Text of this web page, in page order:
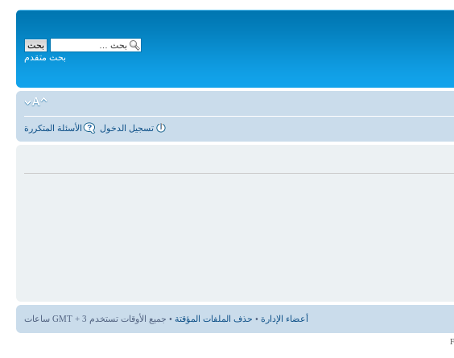
بحث متقدم
الأسئلة المتكررة تسجيل الدخول
أعضاء الإدارة • حذف الملفات المؤقتة • جميع الأوقات تستخدم GMT + 3 ساعات